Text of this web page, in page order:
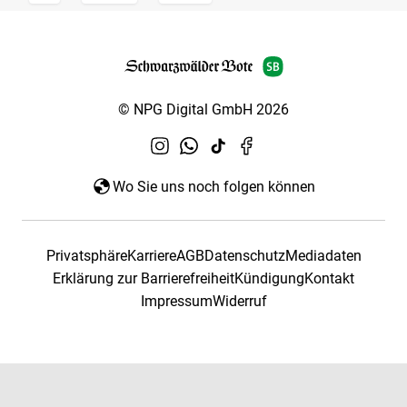
© NPG Digital GmbH 2026
Wo Sie uns noch folgen können
PrivatsphäreKarriereAGBDatenschutzMediadaten
Erklärung zur BarrierefreiheitKündigungKontakt
ImpressumWiderruf